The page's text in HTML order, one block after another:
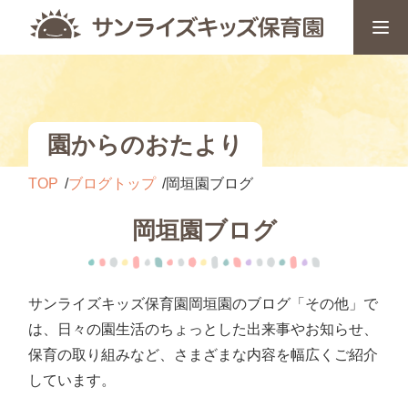
園からのおたより
TOP ブログトップ 岡垣園ブログ
岡垣園ブログ
サンライズキッズ保育園岡垣園のブログ「その他」で
は、日々の園生活のちょっとした出来事やお知らせ、
保育の取り組みなど、さまざまな内容を幅広くご紹介
しています。